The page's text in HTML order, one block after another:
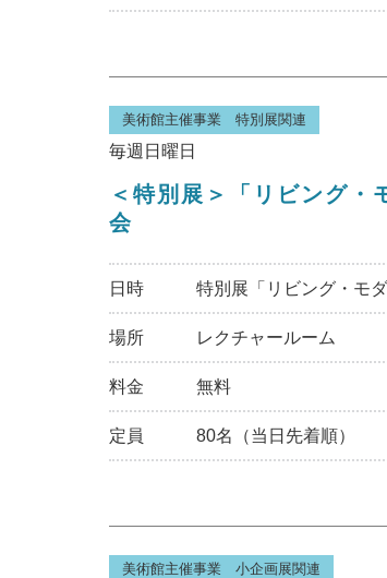
美術館主催事業 特別展関連
毎週日曜日
＜特別展＞「リビング
会
日時 特別展「リビング・モ
場所 レクチャールーム
料金 無料
定員 80名（当日先着順）
美術館主催事業 小企画展関連